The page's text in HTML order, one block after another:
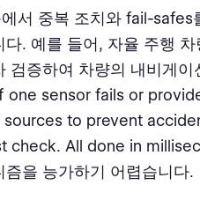
서 중복 조치와 fail-
다. 예를 들어, 자율 주행
검증하여 차량의 내비게
one sensor fails or
sources to prevent
check. All done in
즘을 능가하기 어렵습니다.